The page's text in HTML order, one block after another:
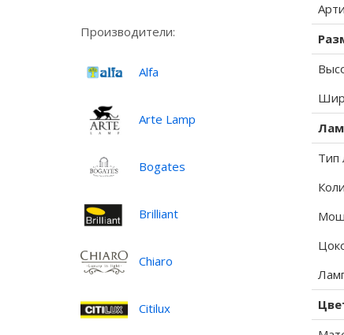
Производители:
Alfa
Arte Lamp
Bogates
Brilliant
Chiaro
Citilux
Тип